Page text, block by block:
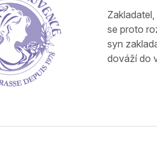
se proto
syn
dováží do